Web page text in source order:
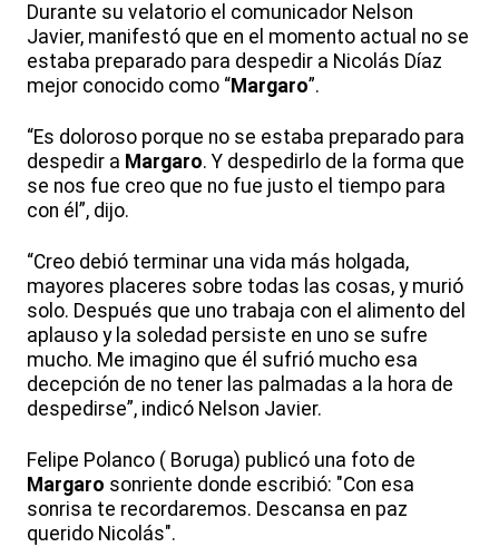
Durante su velatorio el comunicador Nelson
Javier, manifestó que en el momento actual no se
estaba preparado para despedir a Nicolás Díaz
mejor conocido como “Margaro”.
“Es doloroso porque no se estaba preparado para
despedir a Margaro. Y despedirlo de la forma que
se nos fue creo que no fue justo el tiempo para
con él”, dijo.
“Creo debió terminar una vida más holgada,
mayores placeres sobre todas las cosas, y murió
solo. Después que uno trabaja con el alimento del
aplauso y la soledad persiste en uno se sufre
mucho. Me imagino que él sufrió mucho esa
decepción de no tener las palmadas a la hora de
despedirse”, indicó Nelson Javier.
Felipe Polanco ( Boruga) publicó una foto de
Margaro sonriente donde escribió: "Con esa
sonrisa te recordaremos. Descansa en paz
querido Nicolás".